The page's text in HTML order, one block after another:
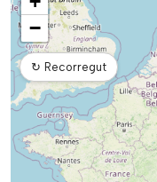
−
↻ Recorregut